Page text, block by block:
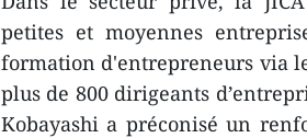
petites et moyennes
formation d'entrepreneurs via
plus de 800 dirigeants
Kobayashi a préconisé un